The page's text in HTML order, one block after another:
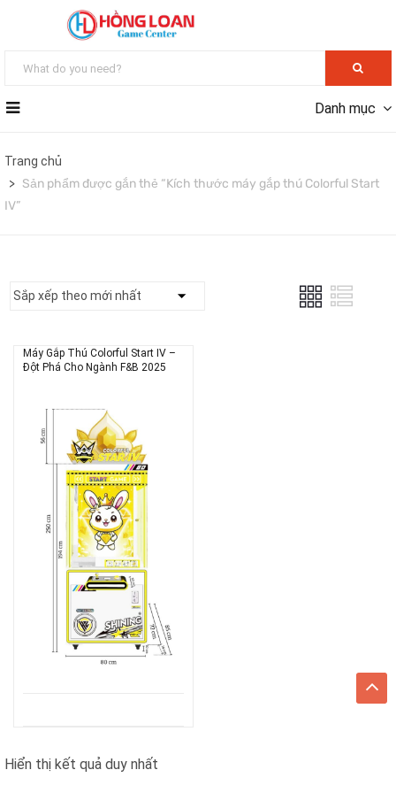
Danh mục
Trang chủ
Sản phẩm được gắn thẻ “Kích thước máy gắp thú Colorful Start
IV”
Máy Gắp Thú Colorful Start IV –
Đột Phá Cho Ngành F&B 2025
Hiển thị kết quả duy nhất